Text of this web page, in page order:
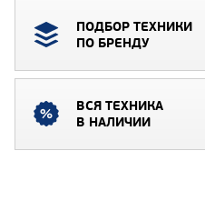
ПОДБОР ТЕХНИКИ
ПО БРЕНДУ
ВСЯ ТЕХНИКА
В НАЛИЧИИ